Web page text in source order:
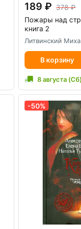
189
378
Пожары над
книга 2
Литвинский
В корзину
8 августа (Сб)
-50%